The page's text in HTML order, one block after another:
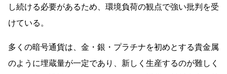
し続ける必要があるため、環境負荷の観点で強い批判を受
けている。
多くの暗号通貨は、金・銀・プラチナを初めとする貴金属
のように埋蔵量が一定であり、新しく生産するのが難しく